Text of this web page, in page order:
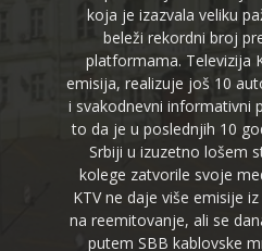
koja je izazvala veliku
beleži rekordni broj
platformama. Televizija
emisija, realizuje još 10
i svakodnevni informativni
to da je u poslednjih 10
Srbiji u izuzetno lošem
kolege zatvorile svoje
KTV ne daje više emisije
na reemitovanje, ali se
putem SBB kablovske